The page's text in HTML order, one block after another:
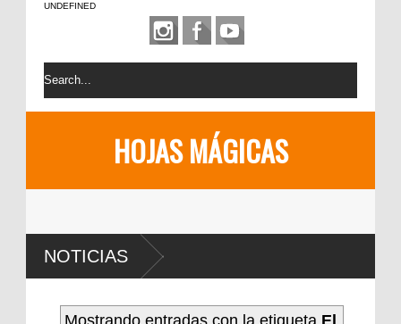
UNDEFINED
HOJAS MÁGICAS
NOTICIAS